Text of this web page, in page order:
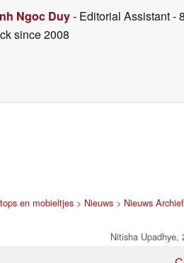
Ngoc Duy- Editorial Assistant-
since 2008
en mobieltjes > Nieuws > Nieuws Archief
Nitisha Upadhye,